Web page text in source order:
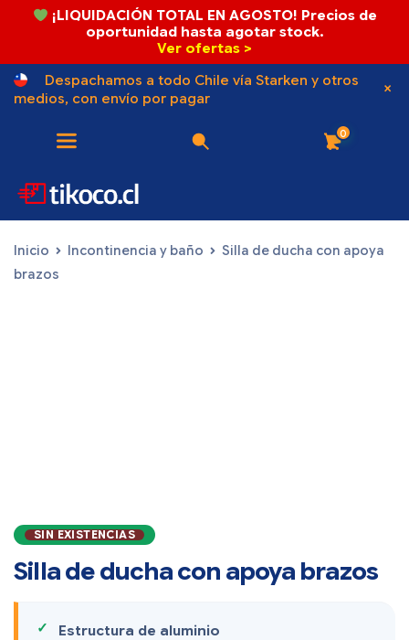
¡LIQUIDACIÓN TOTAL EN AGOSTO! Precios de
oportunidad hasta agotar stock.
Ver ofertas >
Despachamos a todo Chile vía Starken y otros
medios, con envío por pagar
0
Inicio Incontinencia y baño
Silla de ducha con apoya
brazos
SIN EXISTENCIAS
Silla de ducha con apoya brazos
Estructura de aluminio